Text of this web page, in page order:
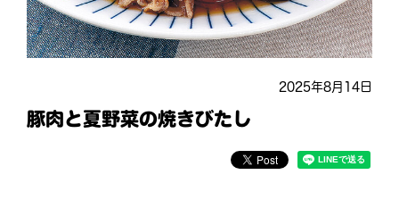
2025年8月14日
豚肉と夏野菜の焼きびたし